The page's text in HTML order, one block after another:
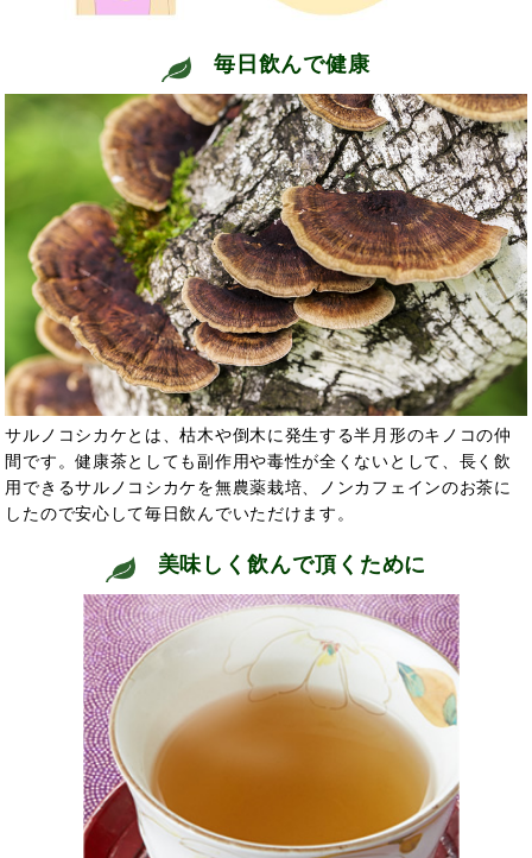
毎日飲んで健康
サルノコシカケとは、枯木や倒木に発生する半月形のキノコの仲
間です。健康茶としても副作用や毒性が全くないとして、長く飲
用できるサルノコシカケを無農薬栽培、ノンカフェインのお茶に
したので安心して毎日飲んでいただけます。
美味しく飲んで頂くために